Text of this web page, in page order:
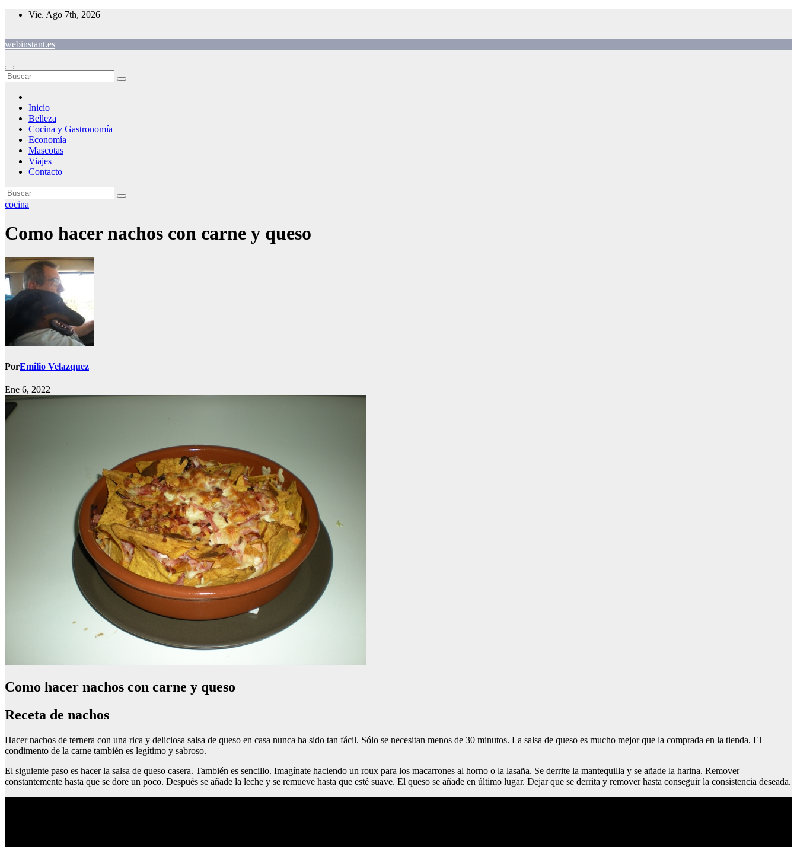
Saltar
Vie. Ago 7th, 2026
webinstant.es
Inicio
Belleza
Cocina y Gastronomía
Economía
Mascotas
Viajes
Contacto
cocina
Como hacer nachos con carne y queso
PorEmilio Velazquez
Ene 6, 2022
Como hacer nachos con carne y queso
Receta de nachos
Hacer nachos de ternera con una rica y deliciosa salsa de queso en casa nunca ha sido tan fácil. Sólo se necesitan menos de 30 minutos. La salsa de queso es mucho mejor que la comprada en la tienda. El
condimento de la carne también es legítimo y sabroso.
El siguiente paso es hacer la salsa de queso casera. También es sencillo. Imagínate haciendo un roux para los macarrones al horno o la lasaña. Se derrite la mantequilla y se añade la harina. Remover
constantemente hasta que se dore un poco. Después se añade la leche y se remueve hasta que esté suave. El queso se añade en último lugar. Dejar que se derrita y remover hasta conseguir la consistencia deseada.